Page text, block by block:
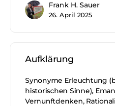
Frank H. Sauer
26. April 2025
Aufklärung
Synonyme Erleuchtung
historischen Sinne),
Vernunftdenken,